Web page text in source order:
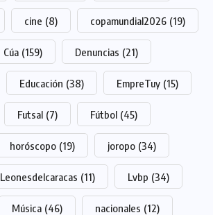
cine (8) copamundial2026 (19)
Cúa (159) Denuncias (21)
Educación (38) EmpreTuy (15)
Futsal (7) Fútbol (45)
horóscopo (19) joropo (34)
Leonesdelcaracas (11) Lvbp (34)
Música (46) nacionales (12)